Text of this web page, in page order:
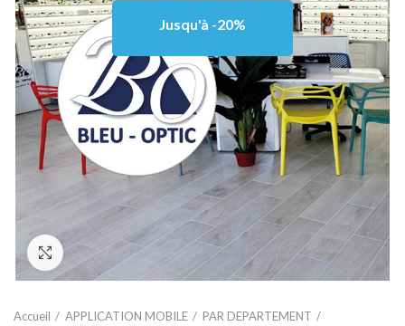
Click to enlarge
Jusqu'à -20%
Accueil APPLICATION MOBILE
PAR DEPARTEMENT